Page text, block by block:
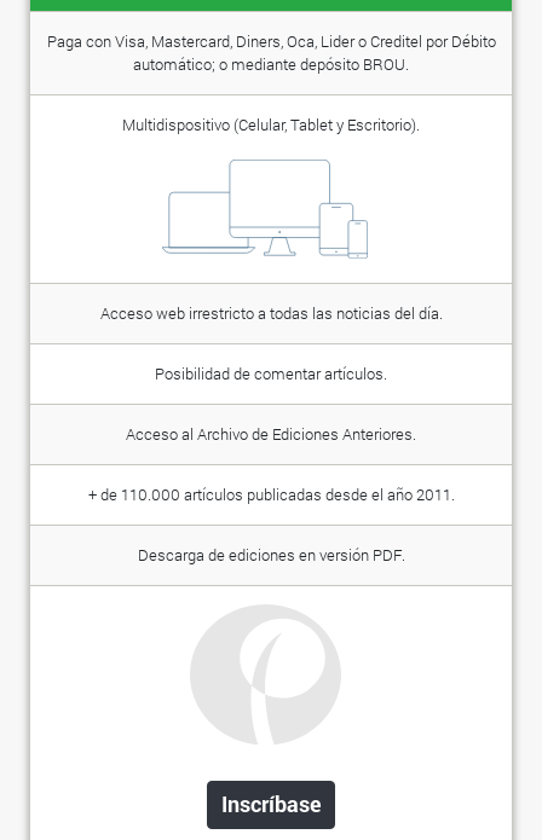
Paga con Visa, Mastercard, Diners, Oca, Lider o Creditel por Débito
automático; o mediante depósito BROU.
Multidispositivo (Celular, Tablet y Escritorio).
Acceso web irrestricto a todas las noticias del día.
Posibilidad de comentar artículos.
Acceso al Archivo de Ediciones Anteriores.
+ de 110.000 artículos publicadas desde el año 2011.
Descarga de ediciones en versión PDF.
Inscríbase